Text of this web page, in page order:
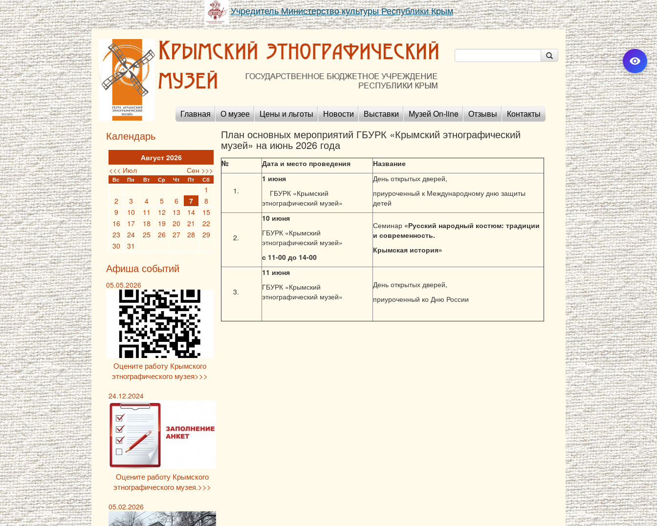
Учредитель Министерство культуры Республики Крым
Главная О музее Цены и льготы Новости Выставки Музей On-line Отзывы Контакты
План основных мероприятий ГБУРК «Крымский этнографический
музей» на июнь 2026 года
№ Дата и место проведения
Название
1 июня
ГБУРК «Крымский
этнографический музей»
День открытых дверей,
приуроченный к Международному дню защиты
детей
10 июня
ГБУРК «Крымский
этнографический музей»
с 11-00 до 14-00
Семинар «Русский народный костюм: традиции
и современность.
Крымская история»
11 июня
ГБУРК «Крымский
этнографический музей»
День открытых дверей,
приуроченный ко Дню России
Календарь
Август 2026
<<< Июл
Сен >>>
Вс Пн Вт Ср Чт Пт Сб
1
2
3 4 5 6 7
8
9
10 11 12 13 14
15
16
17 18 19 20 21
22
23
24 25 26 27 28
29
30
31
Афиша событий
05.05.2026
Оцените работу Крымского
этнографического музея>>>
24.12.2024
Оцените работу Крымского
этнографического музея.>>>
05.02.2026